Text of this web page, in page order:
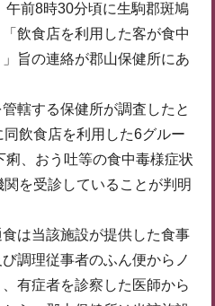
前8時30分頃に生駒郡斑鳩
飲食店を利用した客が食中
旨の連絡が郡山保健所にあ
轄する保健所が調査したと
飲食店を利用した6グルー
、おう吐等の食中毒様症状
を受診していることが判明
は当該施設が提供した食事
調理従事者のふん便からノ
有症者を診察した医師から